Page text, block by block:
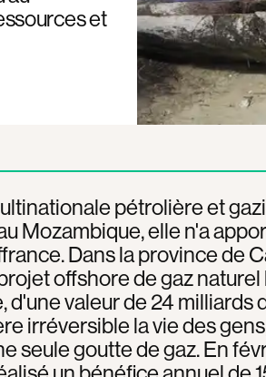
et
pétrolière et
Mozambique, elle n'a
Dans la province de
offshore de gaz
d'une valeur de 24 milliards
irréversible la vie des
seule goutte de gaz. En